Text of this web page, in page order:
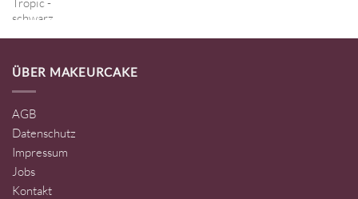
ÜBER MAKEURCAKE
AGB
Datenschutz
Impressum
Jobs
Kontakt